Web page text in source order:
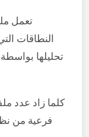
تعمل
النطاقات
تحليلها